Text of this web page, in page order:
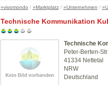
»vivomondo / »Marktplatz/ »Unternehmen /
Technische Kommunikation
Technische
Peter-Berten-
41334 Nettetal
NRW
Deutschland